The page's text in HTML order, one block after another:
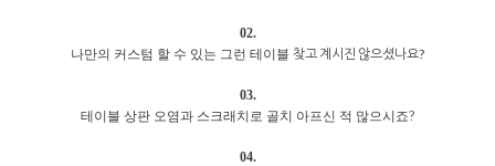
02.
나만의 커스텀 할 수 있는 그런 테이블 찾고 계시진 않으셨나요?
03.
테이블 상판 오염과 스크래치로 골치 아프신 적 많으시죠?
04.